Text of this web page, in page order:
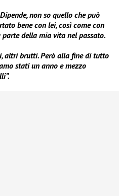
non so quello che può
bene con lei, così come con
della mia vita nel passato.
altri brutti. Però alla fine di tutto
stati un anno e mezzo